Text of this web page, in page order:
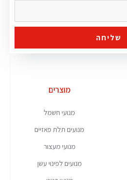
שליחה
מוצרים
מנועי חשמל
מנועים תלת פאזיים
מנועי מעצור
מנועים לפינוי עשן